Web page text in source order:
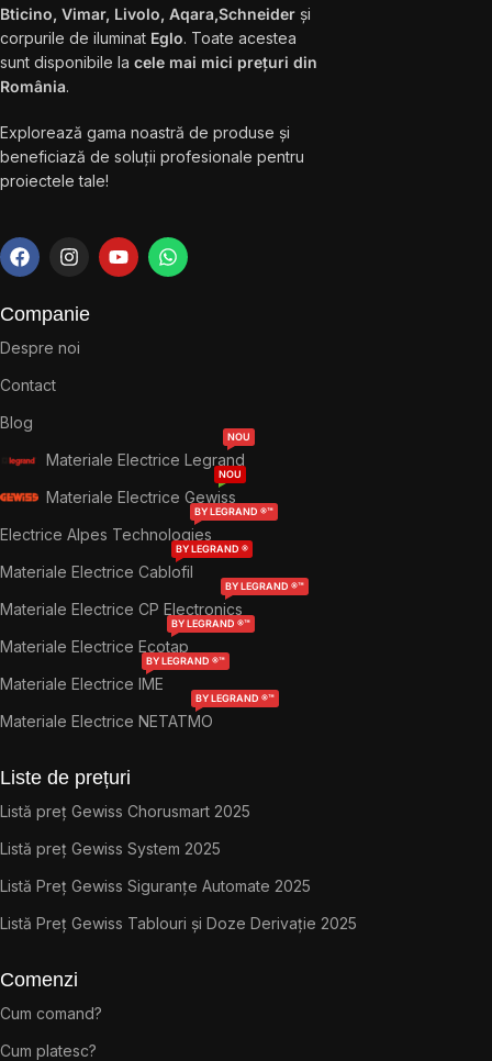
Bticino, Vimar, Livolo, Aqara,Schneider și
corpurile de iluminat Eglo. Toate acestea
sunt disponibile la cele mai mici prețuri din
România.
Explorează gama noastră de produse și
beneficiază de soluții profesionale pentru
proiectele tale!
Companie
Despre noi
Contact
Blog
Materiale Electrice Legrand
NOU
Materiale Electrice Gewiss
NOU
Electrice Alpes Technologies
BY LEGRAND ®™
Materiale Electrice Cablofil
BY LEGRAND ®
Materiale Electrice CP Electronics
BY LEGRAND ®™
Materiale Electrice Ecotap
BY LEGRAND ®™
Materiale Electrice IME
BY LEGRAND ®™
Materiale Electrice NETATMO
BY LEGRAND ®™
Liste de prețuri
Listă preț Gewiss Chorusmart 2025
Listă preț Gewiss System 2025
Listă Preț Gewiss Siguranțe Automate 2025
Listă Preț Gewiss Tablouri și Doze Derivație 2025
Comenzi
Cum comand?
Cum platesc?